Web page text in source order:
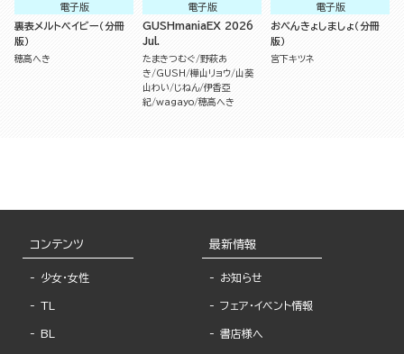
電子版
裏表メルトベイビー（分冊
版）
穂高へき
電子版
GUSHmaniaEX 2026
Jul.
たまきつむぐ 野萩あ
き
GUSH 樺山リョウ 山葵
山わい
じねん 伊香亞
紀 wagayo 穂高へき
電子版
おべんきょしましょ（分冊
版）
宮下キツネ
コンテンツ
少女・女性
TL
BL
最新情報
お知らせ
フェア・イベント情報
書店様へ